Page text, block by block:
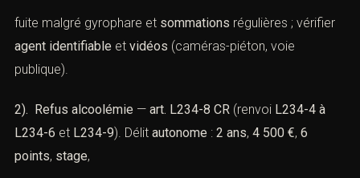
fuite malgré gyrophare et sommations régulières ; vérifier
agent identifiable et vidéos (caméras-piéton, voie
publique).
2). Refus alcoolémie — art. L234-8 CR (renvoi L234-4 à
L234-6 et L234-9). Délit autonome : 2 ans, 4 500 €, 6
points, stage,